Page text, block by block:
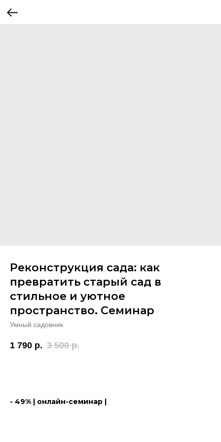
Реконструкция сада: как
превратить старый сад в
стильное и уютное
пространство. Семинар
Умный садовник
1 790 р. 3 500 р.
- 49% | онлайн-семинар |